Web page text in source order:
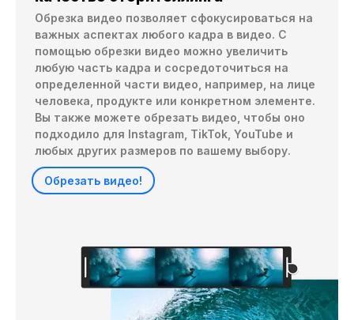
Обрезка видео позволяет сфокусироваться на
важных аспектах любого кадра в видео. С
помощью обрезки видео можно увеличить
любую часть кадра и сосредоточиться на
определенной части видео, например, на лице
человека, продукте или конкретном элементе.
Вы также можете обрезать видео, чтобы оно
подходило для Instagram, TikTok, YouTube и
любых других размеров по вашему выбору.
Обрезать видео!